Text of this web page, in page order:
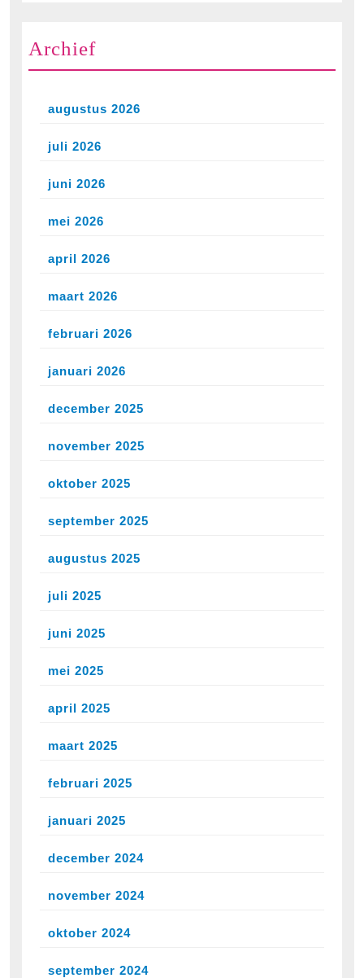
Archief
augustus 2026
juli 2026
juni 2026
mei 2026
april 2026
maart 2026
februari 2026
januari 2026
december 2025
november 2025
oktober 2025
september 2025
augustus 2025
juli 2025
juni 2025
mei 2025
april 2025
maart 2025
februari 2025
januari 2025
december 2024
november 2024
oktober 2024
september 2024